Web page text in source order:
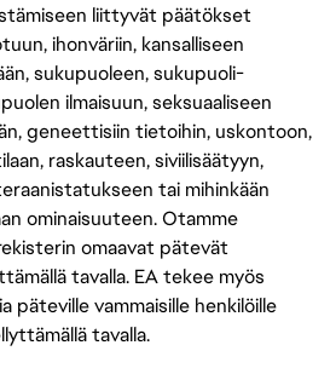
liittyvät päätökset
ihonväriin, kansalliseen
sukupuoleen, sukupuoli-
ilmaisuun, seksuaaliseen
geneettisiin tietoihin, uskontoon,
raskauteen, siviilisäätyyn,
tai mihinkään
ominaisuuteen. Otamme
omaavat pätevät
tavalla. EA tekee myös
päteville vammaisille henkilöille
tavalla.